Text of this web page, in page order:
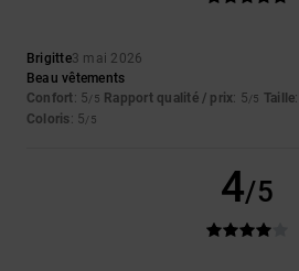
Brigitte3 mai 2026
Beau vêtements
Confort: 5/5 Rapport qualité / prix: 5/5 Taille
Coloris: 5/5
4/5